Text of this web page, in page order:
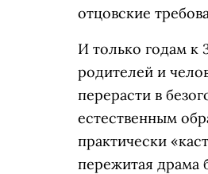
отцовские
И только годам к
родителей и
перерасти в
естественным
практически
пережитая драма